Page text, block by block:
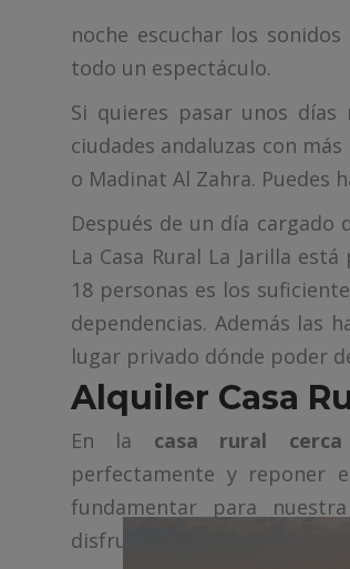
noche escuchar los
todo un espectáculo.
Si quieres pasar unos
ciudades andaluzas con
o Madinat Al Zahra. Puedes
Después de un día cargado
La Casa Rural La Jarilla
18 personas es los
dependencias. Además las
lugar privado dónde poder
Alquiler Casa
En la casa rural
perfectamente y reponer
fundamentar para
disfrutar de una estancia